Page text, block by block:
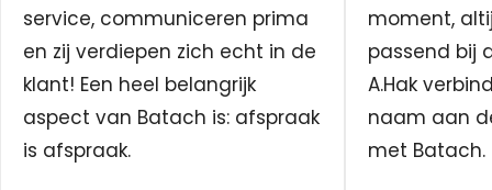
service, communiceren prima
en zij verdiepen zich echt in de
klant! Een heel belangrijk
aspect van Batach is: afspraak
is afspraak.
moment,
passend bij
A.Hak
naam aan
met Batach.